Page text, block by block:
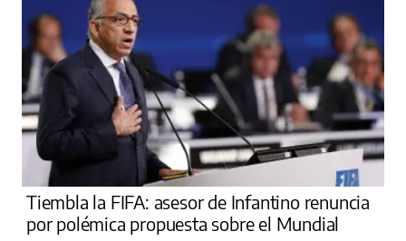
Tiembla la FIFA: asesor de Infantino renuncia
por polémica propuesta sobre el Mundial